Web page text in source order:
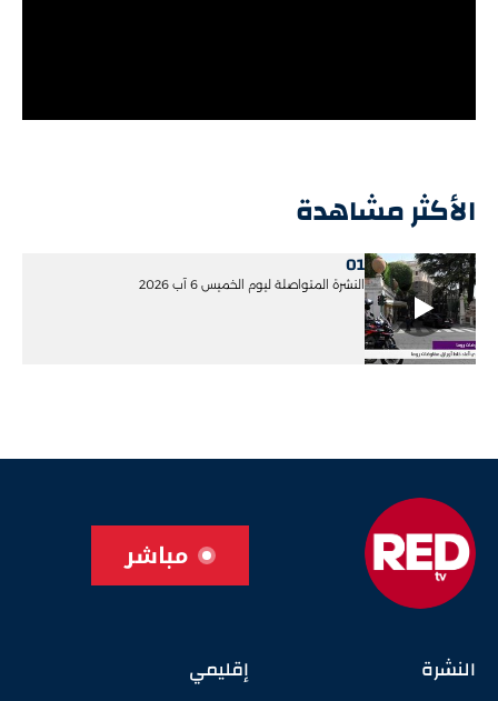
الأكثر مشاهدة
01
النشرة المتواصلة ليوم الخميس 6 آب 2026
مباشر
النشرة
إقليمي